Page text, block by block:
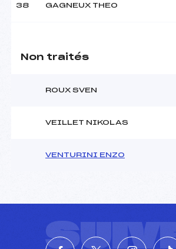
38 GAGNEUX THEO
Non traités
ROUX SVEN
VEILLET NIKOLAS
VENTURINI ENZO